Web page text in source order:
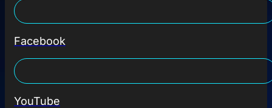
Facebook
YouTube